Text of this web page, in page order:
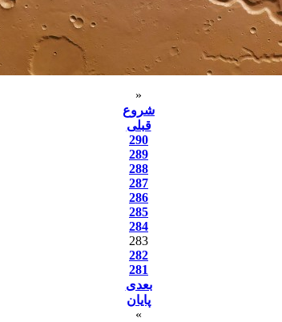
«
شروع
قبلی
290
289
288
287
286
285
284
283
282
281
بعدی
پایان
»